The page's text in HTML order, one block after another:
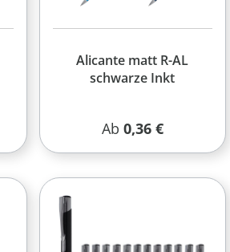
Alicante matt R-AL
schwarze Inkt
Regulärer Preis:
Ab 0,36 €